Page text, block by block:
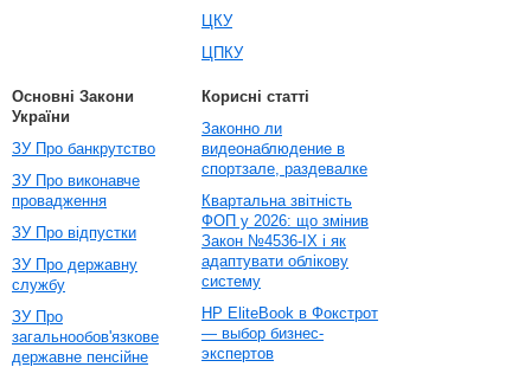
ЦКУ
ЦПКУ
Основні Закони
України
ЗУ Про банкрутство
ЗУ Про виконавче
провадження
ЗУ Про відпустки
ЗУ Про державну
службу
ЗУ Про
загальнообов'язкове
державне пенсійне
Корисні статті
Законно ли
видеонаблюдение в
спортзале, раздевалке
Квартальна звітність
ФОП у 2026: що змінив
Закон №4536-IX і як
адаптувати облікову
систему
HP EliteBook в Фокстрот
— выбор бизнес-
экспертов